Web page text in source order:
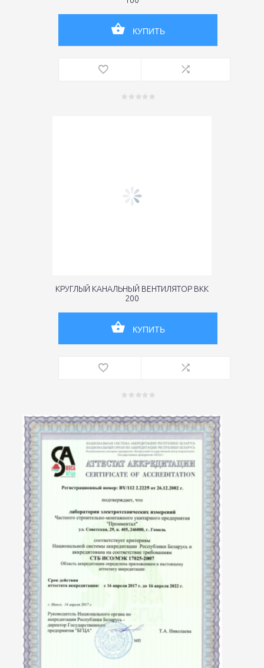
КУПИТЬ
КРУГЛЫЙ КАНАЛЬНЫЙ ВЕНТИЛЯТОР ВКК
200
КУПИТЬ